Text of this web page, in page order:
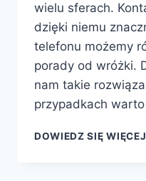
wielu sferach.
dzięki niemu
telefonu możemy
porady od wróżki.
nam takie
przypadkach
DOWIEDZ SIĘ WIĘCEJ